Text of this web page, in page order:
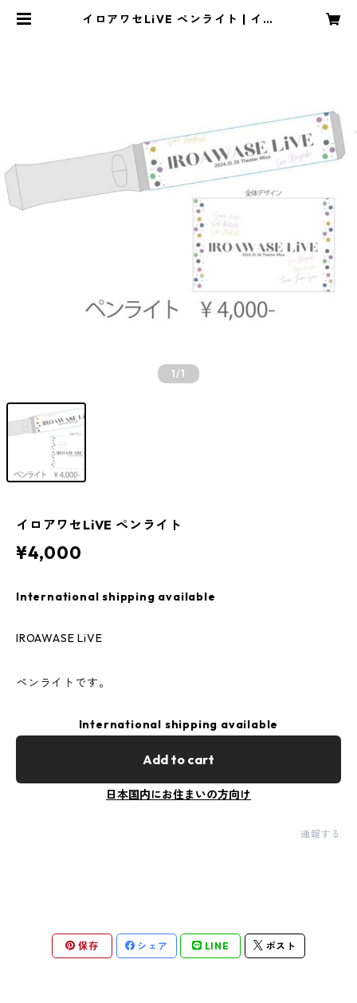
イロアワセLiVE ペンライト | イロ
1/1
イロアワセLiVE ペンライト
¥4,000
International shipping available
IROAWASE LiVE
ペンライトです。
International shipping available
Add to cart
日本国内にお住まいの方向け
通報する
保存 シェア LINE ポスト